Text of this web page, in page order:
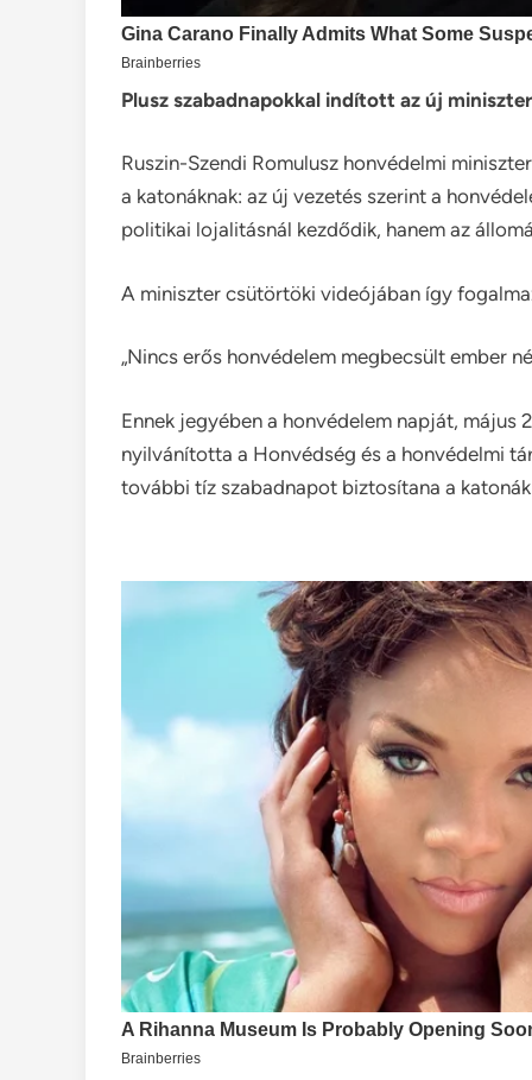
Plusz szabadnapokkal indított az új miniszter
Ruszin-Szendi Romulusz honvédelmi
a katonáknak: az új vezetés szerint a
politikai lojalitásnál kezdődik, hanem az
A miniszter csütörtöki videójában így
„Nincs erős honvédelem megbecsült ember
Ennek jegyében a honvédelem napját, május
nyilvánította a Honvédség és a honvédelmi
további tíz szabadnapot biztosítana a